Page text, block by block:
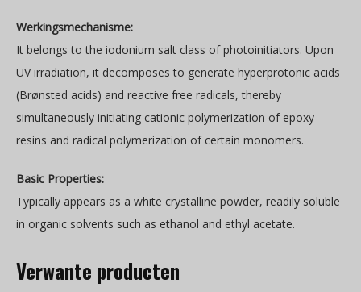
Werkingsmechanisme:
It belongs to the iodonium salt class of photoinitiators. Upon
UV irradiation, it decomposes to generate hyperprotonic acids
(Brønsted acids) and reactive free radicals, thereby
simultaneously initiating cationic polymerization of epoxy
resins and radical polymerization of certain monomers.
Basic Properties:
Typically appears as a white crystalline powder, readily soluble
in organic solvents such as ethanol and ethyl acetate.
Verwante producten